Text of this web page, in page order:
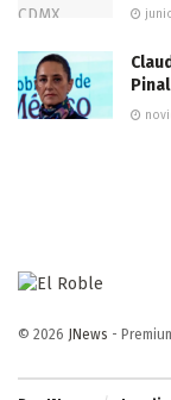
Pinal
© 2026 JNews -